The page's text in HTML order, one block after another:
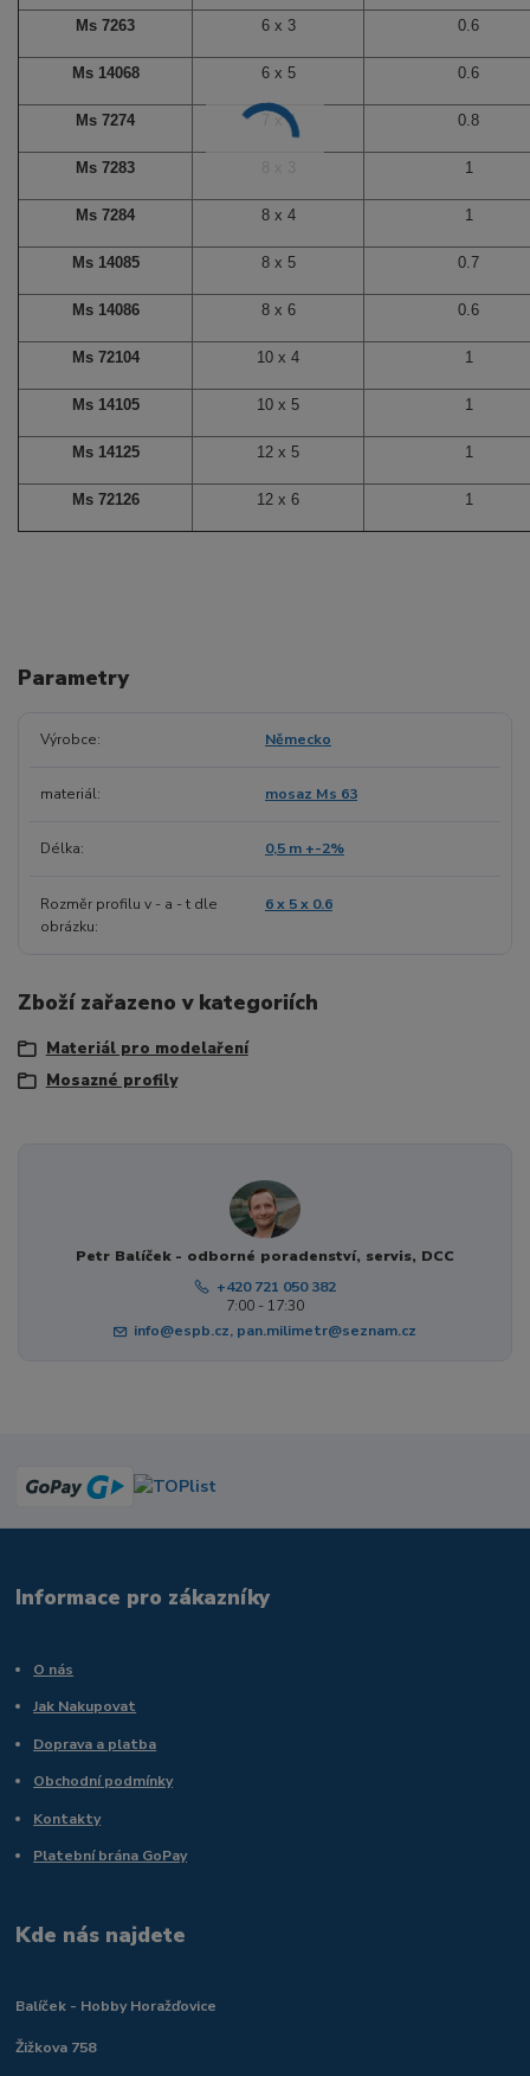
Ms 7263 6 x 3 0.6
Ms 14068 6 x 5 0.6
Ms 7274 7 x 4 0.8
Ms 7283 1
Ms 7284 8 x 4 1
Ms 14085 8 x 5 0.7
Ms 14086 8 x 6 0.6
Ms 72104 10 x 4 1
Ms 14105 10 x 5 1
Ms 14125 12 x 5 1
Ms 72126 12 x 6 1
Parametry
Výrobce Německo
materiál mosaz Ms 63
Délka 0,5 m +-2%
Rozměr profilu v - a - t dle
obrázku
6 x 5 x 0.6
Zboží zařazeno v kategoriích
Materiál pro modelaření
Mosazné profily
Petr Balíček - odborné poradenství, servis, DCC
+420 721 050 382
7:00 - 17:30
info@espb.cz, pan.milimetr@seznam.cz
Informace pro zákazníky
O nás
Jak Nakupovat
Doprava a platba
Obchodní podmínky
Kontakty
Platební brána GoPay
Kde nás najdete
Balíček - Hobby Horažďovice
Žižkova 758